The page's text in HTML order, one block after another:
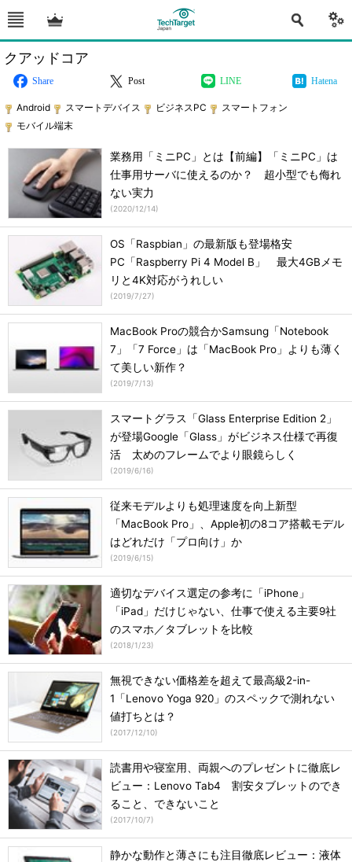
クアッドコア
Share Post LINE Hatena
Android スマートデバイス ビジネスPC
スマートフォン
モバイル端末
業務用「ミニPC」とは【前編】「ミニPC」は
仕事用サーバに使えるのか？ 超小型でも侮れ
ない実力
(2020/12/14)
OS「Raspbian」の最新版も登場格安
PC「Raspberry Pi 4 Model B」 最大4GBメモ
リと4K対応がうれしい
(2019/7/27)
MacBook Proの競合かSamsung「Notebook
7」「7 Force」は「MacBook Pro」よりも薄く
て美しい新作？
(2019/7/13)
スマートグラス「Glass Enterprise Edition 2」
が登場Google「Glass」がビジネス仕様で再復
活 太めのフレームでより眼鏡らしく
(2019/6/16)
従来モデルよりも処理速度を向上新型
「MacBook Pro」、Apple初の8コア搭載モデル
はどれだけ「プロ向け」か
(2019/6/15)
適切なデバイス選定の参考に「iPhone」
「iPad」だけじゃない、仕事で使える主要9社
のスマホ／タブレットを比較
(2018/1/23)
無視できない価格差を超えて最高級2-in-
1「Lenovo Yoga 920」のスペックで測れない
値打ちとは？
(2017/12/10)
読書用や寝室用、両親へのプレゼントに徹底レ
ビュー：Lenovo Tab4 割安タブレットのでき
ること、できないこと
(2017/10/7)
静かな動作と薄さにも注目徹底レビュー：液体